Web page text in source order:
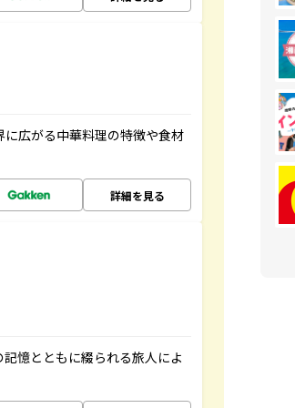
広がる中華料理の特徴や食材
詳細を見る
憶とともに綴られる旅人によ